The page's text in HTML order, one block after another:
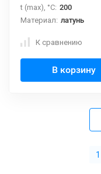
t (max), °С: 200
Материал: латунь
К сравнению
В корзину
1